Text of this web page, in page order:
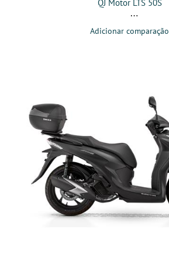
QJ Motor LTS 50S
Adicionar comparação